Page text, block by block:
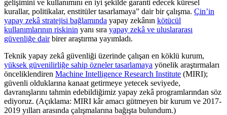
gelişimini ve kullanımını en iyi şekilde garanti edecek küresel
kurallar, politikalar, enstitüler tasarlamaya” dair bir çalışma. Çin’in
yapay zekâ stratejisi bağlamında yapay zekânın kötücül
kullanımlarının riskinin yanı sıra yapay zekâ ve uluslararası
güvenliğe dairbirer araştırma yayımladı.
Teknik yapay zekâ güvenliği üzerinde çalışan en köklü kurum,
yüksek güvenilirliğe sahip özneler tasarlamaya yönelik araştırmaları
önceliklendiren Machine Intelligence Research Institute (MIRI);
güvenli olduklarına kanaat getirmeye yetecek seviyede,
davranışlarını tahmin edebildiğimiz yapay zekâ programlarından söz
ediyoruz. (Açıklama: MIRI kâr amacı gütmeyen bir kurum ve 2017-
2019 yılları arasında çalışmalarına bağışta bulundum.)